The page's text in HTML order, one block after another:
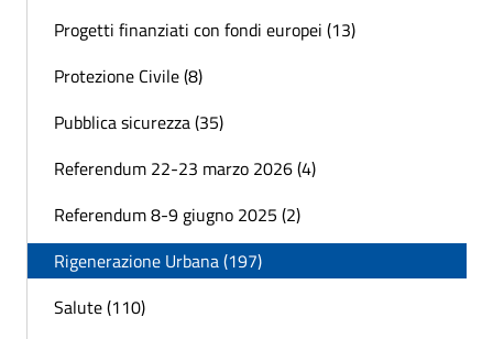
Progetti finanziati con fondi europei (13)
Protezione Civile (8)
Pubblica sicurezza (35)
Referendum 22-23 marzo 2026 (4)
Referendum 8-9 giugno 2025 (2)
Rigenerazione Urbana (197)
Salute (110)